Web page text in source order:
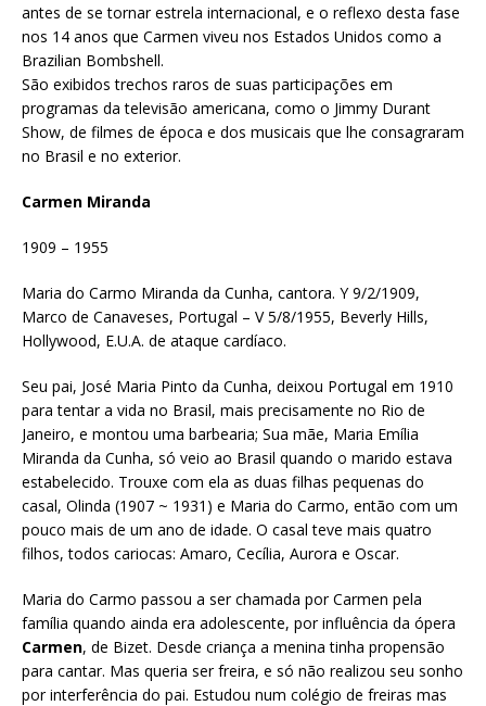
antes de se tornar estrela internacional, e o reflexo desta fase
nos 14 anos que Carmen viveu nos Estados Unidos como a
Brazilian Bombshell.
São exibidos trechos raros de suas participações em
programas da televisão americana, como o Jimmy Durant
Show, de filmes de época e dos musicais que lhe consagraram
no Brasil e no exterior.
Carmen Miranda
1909 – 1955
Maria do Carmo Miranda da Cunha, cantora. Y 9/2/1909,
Marco de Canaveses, Portugal – V 5/8/1955, Beverly Hills,
Hollywood, E.U.A. de ataque cardíaco.
Seu pai, José Maria Pinto da Cunha, deixou Portugal em 1910
para tentar a vida no Brasil, mais precisamente no Rio de
Janeiro, e montou uma barbearia; Sua mãe, Maria Emília
Miranda da Cunha, só veio ao Brasil quando o marido estava
estabelecido. Trouxe com ela as duas filhas pequenas do
casal, Olinda (1907 ~ 1931) e Maria do Carmo, então com um
pouco mais de um ano de idade. O casal teve mais quatro
filhos, todos cariocas: Amaro, Cecília, Aurora e Oscar.
Maria do Carmo passou a ser chamada por Carmen pela
família quando ainda era adolescente, por influência da ópera
Carmen, de Bizet. Desde criança a menina tinha propensão
para cantar. Mas queria ser freira, e só não realizou seu sonho
por interferência do pai. Estudou num colégio de freiras mas